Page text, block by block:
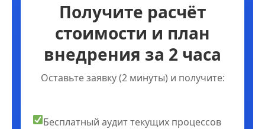
Получите расчёт
стоимости и план
внедрения за 2 часа
Оставьте заявку (2 минуты) и получите:
Бесплатный аудит текущих процессов